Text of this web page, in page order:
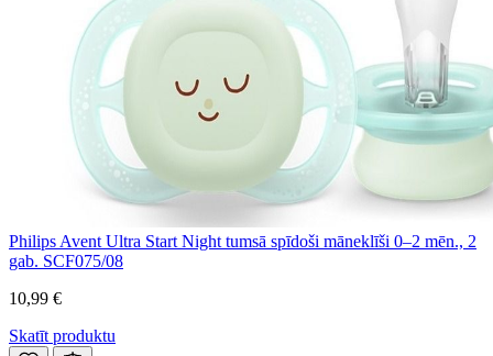
Philips Avent Ultra Start Night tumsā spīdoši māneklīši 0–2 mēn., 2
gab. SCF075/08
10,99 €
Skatīt produktu